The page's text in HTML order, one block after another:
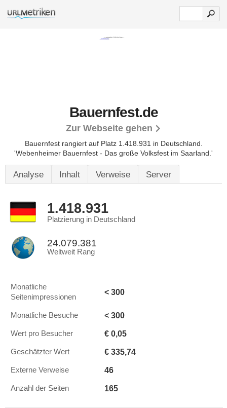
Bauernfest.de
Zur Webseite gehen
Bauernfest rangiert auf Platz 1.418.931 in Deutschland.
'Webenheimer Bauernfest - Das große Volksfest im Saarland.'
Analyse Inhalt Verweise Server
1.418.931
Platzierung in Deutschland
24.079.381
Weltweit Rang
Monatliche
Seitenimpressionen
< 300
Monatliche Besuche < 300
Wert pro Besucher € 0,05
Geschätzter Wert € 335,74
Externe Verweise 46
Anzahl der Seiten 165